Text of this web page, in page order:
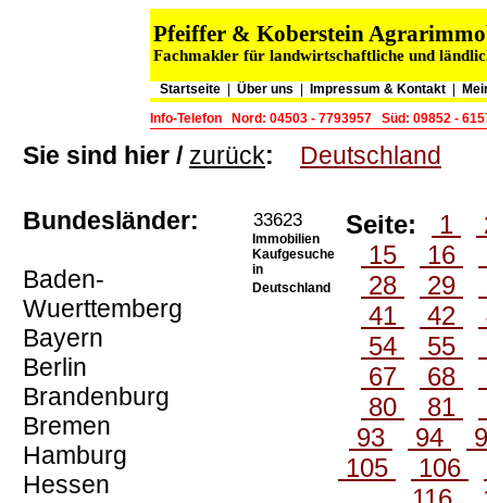
Pfeiffer & Koberstein
Fachmakler für landwirtschaftliche und
Startseite Über uns Impressum & Kontakt
Info-Telefon
Nord: 04503 - 7793957 Süd: 09852 -
Sie sind hier / zurück: Deutschland
Bundesländer:
Baden-
Wuerttemberg
Bayern
Berlin
Brandenburg
Bremen
Hamburg
Hessen
33623
Immobilien
Kaufgesuche
in
Deutschland
Seite: 1
15
16
28
29
41
42
54
55
67
68
80
81
93
94
105
106